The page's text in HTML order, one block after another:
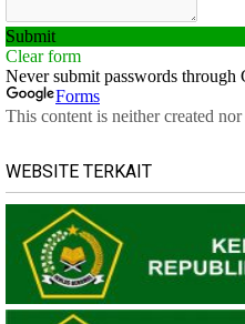
WEBSITE TERKAIT